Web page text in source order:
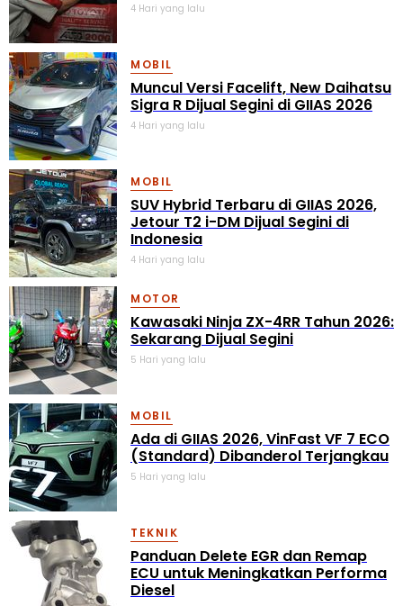
4 Hari yang lalu
MOBIL
Muncul Versi Facelift, New Daihatsu
Sigra R Dijual Segini di GIIAS 2026
4 Hari yang lalu
MOBIL
SUV Hybrid Terbaru di GIIAS 2026,
Jetour T2 i-DM Dijual Segini di
Indonesia
4 Hari yang lalu
MOTOR
Kawasaki Ninja ZX-4RR Tahun 2026:
Sekarang Dijual Segini
5 Hari yang lalu
MOBIL
Ada di GIIAS 2026, VinFast VF 7 ECO
(Standard) Dibanderol Terjangkau
5 Hari yang lalu
TEKNIK
Panduan Delete EGR dan Remap
ECU untuk Meningkatkan Performa
Diesel